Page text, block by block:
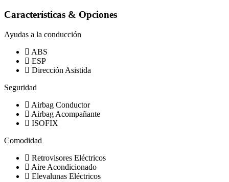
Características & Opciones
Ayudas a la conducción
ABS
ESP
Dirección Asistida
Seguridad
Airbag Conductor
Airbag Acompañante
ISOFIX
Comodidad
Retrovisores Eléctricos
Aire Acondicionado
Elevalunas Eléctricos